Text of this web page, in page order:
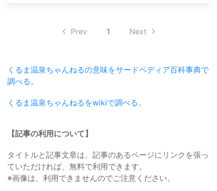
Prev 1 Next
くるま温泉ちゃんねるの意味をサードペディア百科事典で
調べる。
くるま温泉ちゃんねるをwikiで調べる。
【記事の利用について】
タイトルと記事文章は、記事のあるページにリンクを張っ
ていただければ、無料で利用できます。
※画像は、利用できませんのでご注意ください。